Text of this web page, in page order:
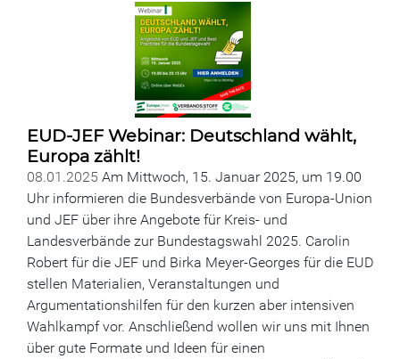
EUD-JEF Webinar: Deutschland wählt,
Europa zählt!
08.01.2025 Am Mittwoch, 15. Januar 2025, um 19.00
Uhr informieren die Bundesverbände von Europa-Union
und JEF über ihre Angebote für Kreis- und
Landesverbände zur Bundestagswahl 2025. Carolin
Robert für die JEF und Birka Meyer-Georges für die EUD
stellen Materialien, Veranstaltungen und
Argumentationshilfen für den kurzen aber intensiven
Wahlkampf vor. Anschließend wollen wir uns mit Ihnen
über gute Formate und Ideen für einen